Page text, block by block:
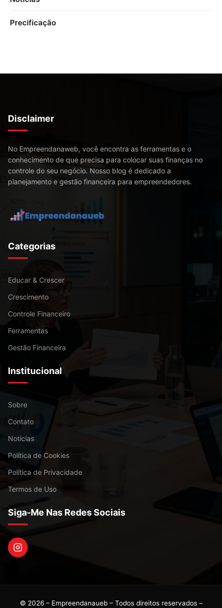
Precificação
Disclaimer
No Empreendanaweb, você encontra as ferramentas e o
conhecimento de que precisa para colocar suas finanças no
controle do seu negócio. Nosso blog é dedicado a
planejamento e gestão financeira para empreendedores.
Categorias
Educar & Crescer
Crescimento
Controle Financeiro
Ferramentas
Gestão Financeira
Institucional
Sobre
Contato
Noticias
Política de Cookies
Política de Privacidade
Termos de Uso
Siga-Me Nas Redes Sociais
© 2026 – Empreendanaueb – Todos direitos reservados –